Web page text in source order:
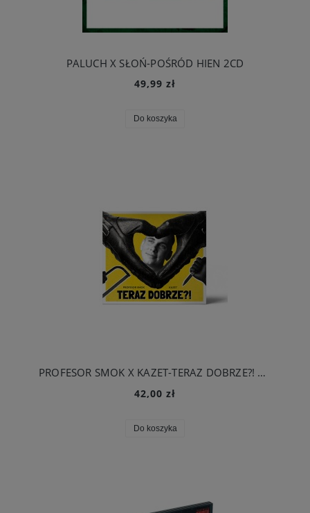
PALUCH X SŁOŃ-POŚRÓD HIEN 2CD
49,99 zł
Do koszyka
PROFESOR SMOK X KAZET-TERAZ DOBRZE?! CD
42,00 zł
Do koszyka